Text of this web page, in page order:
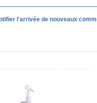
l'arrivée de nouveaux